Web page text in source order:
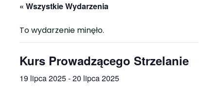
« Wszystkie Wydarzenia
To wydarzenie minęło.
Kurs Prowadzącego Strzelanie
19 lipca 2025-20 lipca 2025